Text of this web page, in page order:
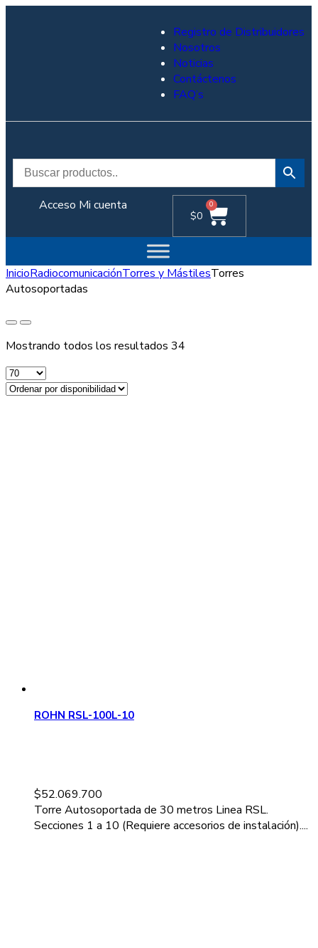
Registro de Distribuidores
Nosotros
Noticias
Contáctenos
FAQ’s
Acceso Mi cuenta
$0
0
InicioRadiocomunicaciónTorres y MástilesTorres
Autosoportadas
Mostrando todos los resultados 34
ROHN RSL-100L-10
$52.069.700
Torre Autosoportada de 30 metros Linea RSL.
Secciones 1 a 10 (Requiere accesorios de instalación)....